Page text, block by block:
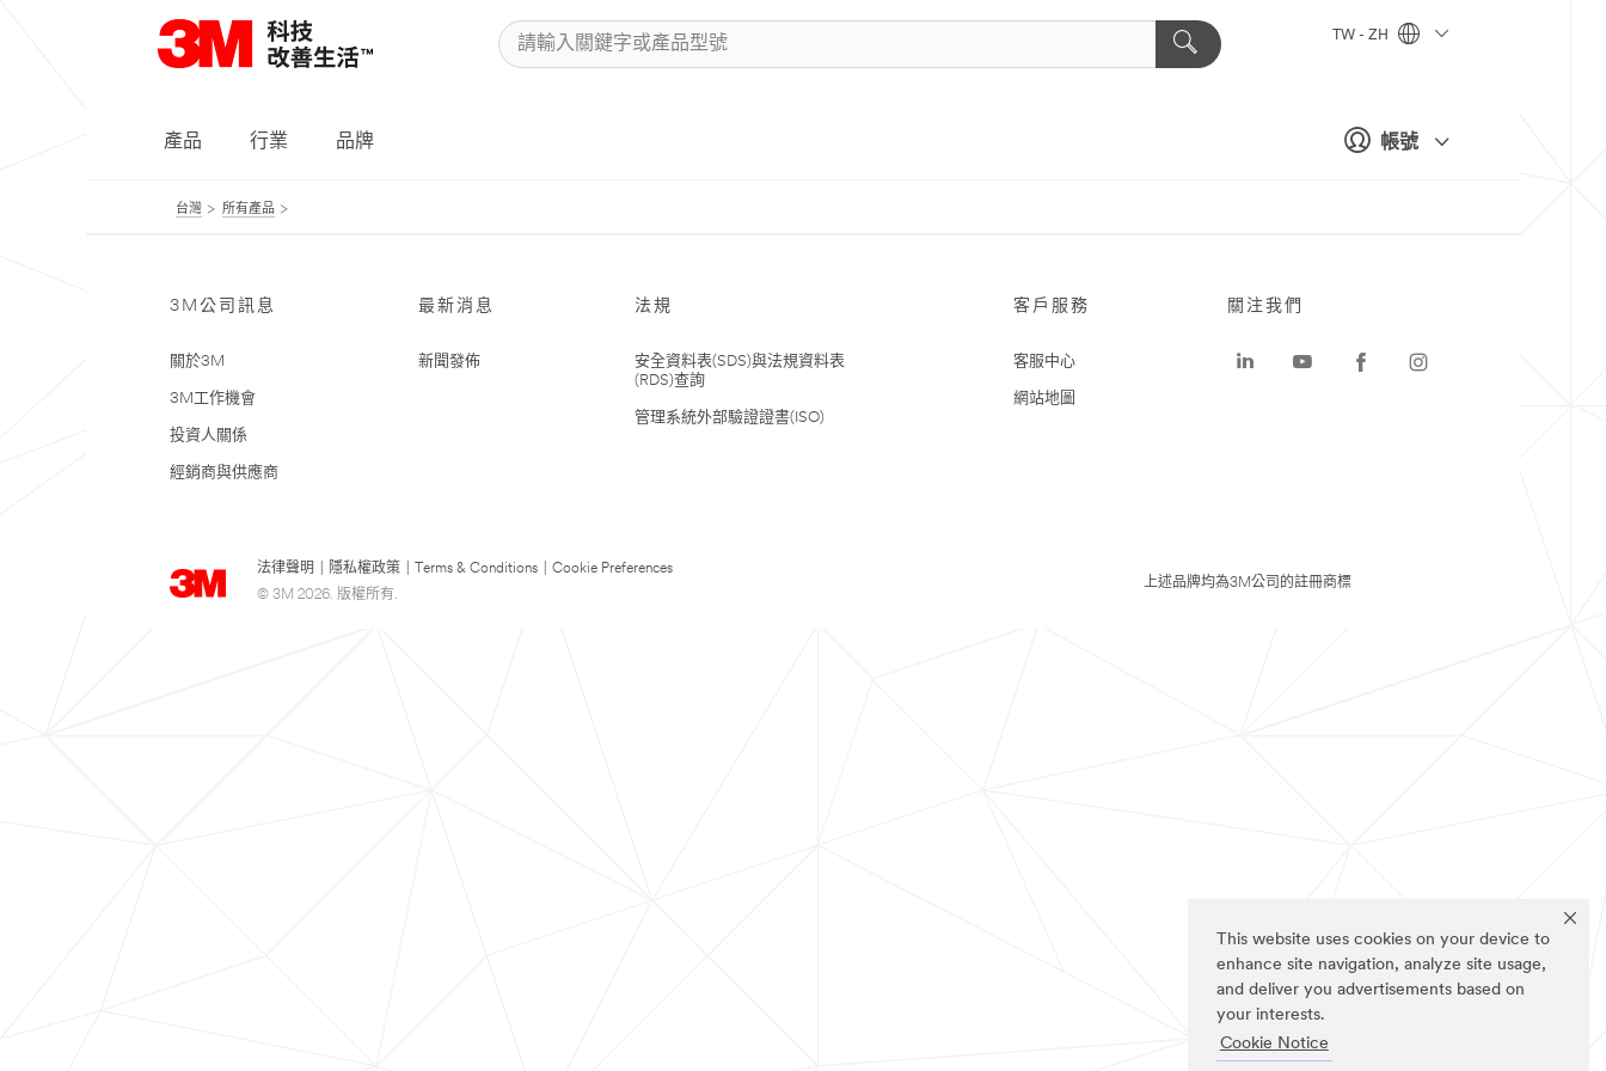
This website uses cookies on your device to
enhance site navigation, analyze site usage,
and deliver you advertisements based on
your interests.
Cookie Notice
帳號
TW - ZH
產品 行業 品牌
台灣 所有產品
3M公司訊息
關於3M
3M工作機會
投資人關係
經銷商與供應商
最新消息
新聞發佈
法規
安全資料表(SDS)與法規資料表
(RDS)查詢
管理系統外部驗證證書(ISO)
客戶服務
客服中心
網站地圖
法律聲明 隱私權政策 Terms & Conditions
Cookie Preferences
© 3M 2026. 版權所有.
關注我們
上述品牌均為3M公司的註冊商標